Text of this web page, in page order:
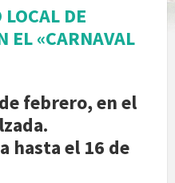
LOCAL DE
EL «CARNAVAL
febrero, en el
hasta el 16 de